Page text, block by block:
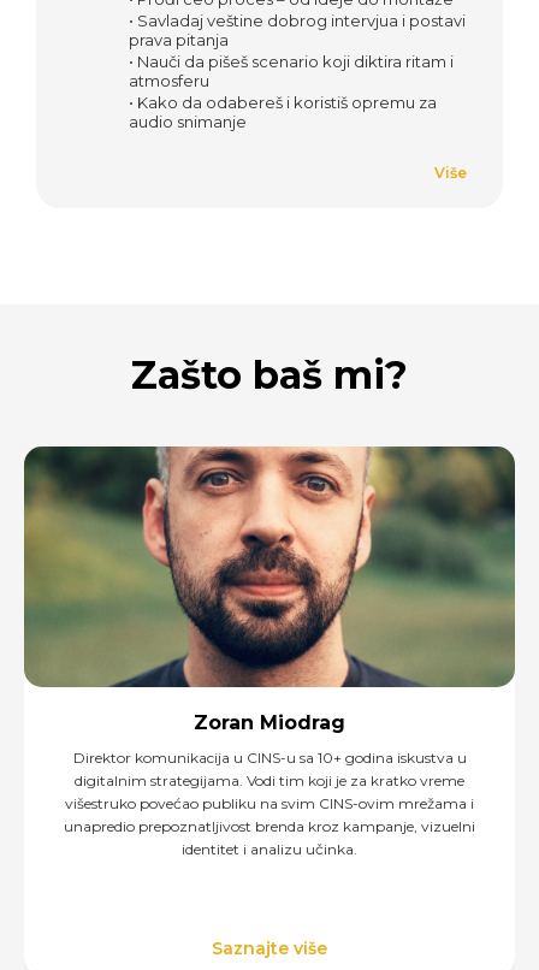
• Savladaj veštine dobrog intervjua i postavi
prava pitanja
• Nauči da pišeš scenario koji diktira ritam i
atmosferu
• Kako da odabereš i koristiš opremu za
audio snimanje
Više
Zašto baš mi?
Zoran Miodrag
Direktor komunikacija u CINS-u sa 10+ godina iskustva u
digitalnim strategijama. Vodi tim koji je za kratko vreme
višestruko povećao publiku na svim CINS-ovim mrežama i
unapredio prepoznatljivost brenda kroz kampanje, vizuelni
identitet i analizu učinka.
Saznajte više